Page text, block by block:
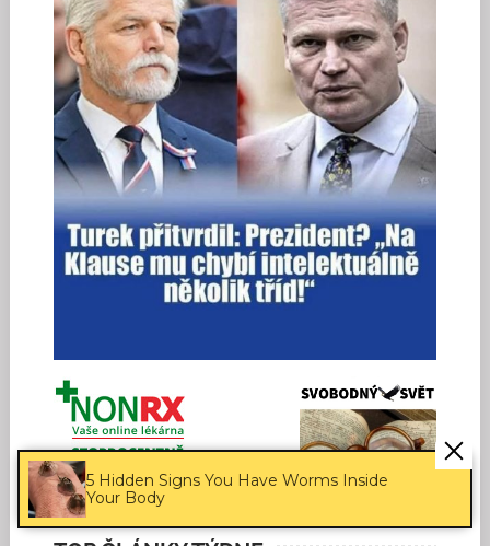
5 Hidden Signs You Have Worms Inside
Your Body